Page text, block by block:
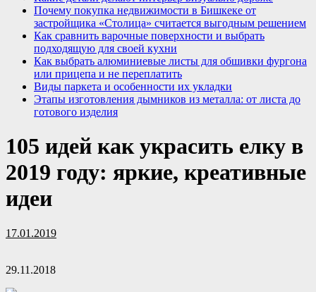
Почему покупка недвижимости в Бишкеке от
застройщика «Столица» считается выгодным решением
Как сравнить варочные поверхности и выбрать
подходящую для своей кухни
Как выбрать алюминиевые листы для обшивки фургона
или прицепа и не переплатить
Виды паркета и особенности их укладки
Этапы изготовления дымников из металла: от листа до
готового изделия
105 идей как украсить елку в
2019 году: яркие, креативные
идеи
17.01.2019
29.11.2018